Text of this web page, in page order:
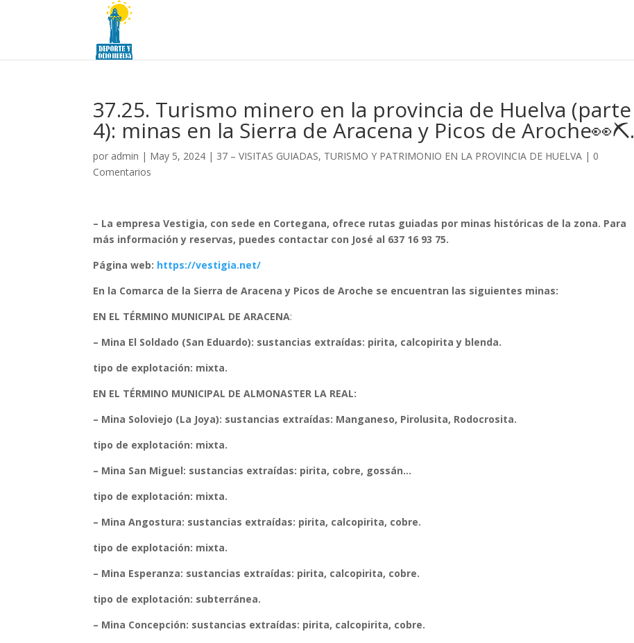
37.25. Turismo minero en la provincia de Huelva (parte
4): minas en la Sierra de Aracena y Picos de Aroche👀⛏️.
por admin | May 5, 2024 | 37 – VISITAS GUIADAS, TURISMO Y PATRIMONIO EN LA PROVINCIA DE HUELVA | 0
Comentarios
– La empresa Vestigia, con sede en Cortegana, ofrece rutas guiadas por minas históricas de la zona. Para
más información y reservas, puedes contactar con José al 637 16 93 75.
Página web: https://vestigia.net/
En la Comarca de la Sierra de Aracena y Picos de Aroche se encuentran las siguientes minas:
EN EL TÉRMINO MUNICIPAL DE ARACENA:
– Mina El Soldado (San Eduardo): sustancias extraídas: pirita, calcopirita y blenda.
tipo de explotación: mixta.
EN EL TÉRMINO MUNICIPAL DE ALMONASTER LA REAL:
– Mina Soloviejo (La Joya): sustancias extraídas: Manganeso, Pirolusita, Rodocrosita.
tipo de explotación: mixta.
– Mina San Miguel: sustancias extraídas: pirita, cobre, gossán…
tipo de explotación: mixta.
– Mina Angostura: sustancias extraídas: pirita, calcopirita, cobre.
tipo de explotación: mixta.
– Mina Esperanza: sustancias extraídas: pirita, calcopirita, cobre.
tipo de explotación: subterránea.
– Mina Concepción: sustancias extraídas: pirita, calcopirita, cobre.